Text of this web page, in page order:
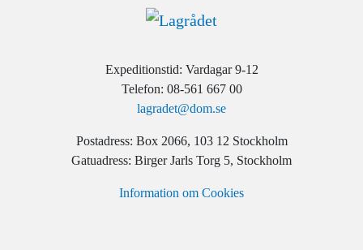
Expeditionstid: Vardagar 9-12
Telefon: 08-561 667 00
lagradet@dom.se
Postadress: Box 2066, 103 12 Stockholm
Gatuadress: Birger Jarls Torg 5, Stockholm
Information om Cookies